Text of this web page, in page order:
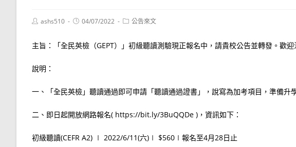
Postashs510
Post04/07/2022
Post公告來文
主旨：「全民英檢（GEPT）」初級聽讀測驗現正報名中，請貴校公告並轉發。歡迎
說明：
一、「全民英檢」聽讀通過即可申請「聽讀通過證書」，說寫為加考項目，準備升
二、即日起開放網路報名( https://bit.ly/3BuQQDe )，資訊如下：
初級聽讀(CEFR A2) ∣ 2022/6/11(六)∣ $560∣報名至4月28日止